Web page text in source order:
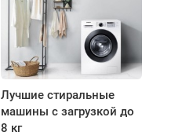
Лучшие стиральные
машины с загрузкой до
8 кг